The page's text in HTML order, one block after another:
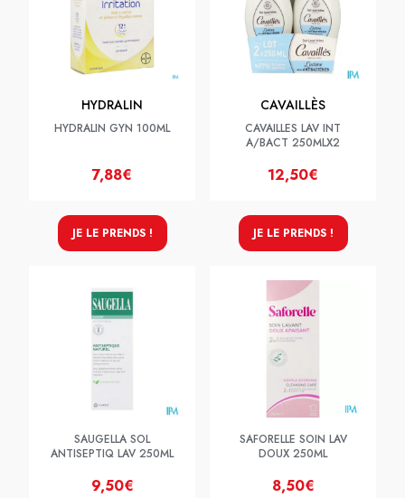
HYDRALIN
HYDRALIN GYN 100ML
7,88€
JE LE PRENDS !
CAVAILLÈS
CAVAILLES LAV INT
A/BACT 250MLX2
12,50€
JE LE PRENDS !
SAUGELLA SOL
ANTISEPTIQ LAV 250ML
9,50€
SAFORELLE SOIN LAV
DOUX 250ML
8,50€